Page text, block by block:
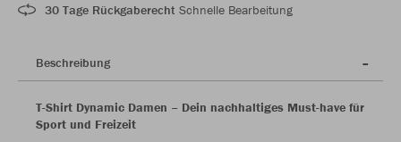
30 Tage Rückgaberecht Schnelle Bearbeitung
Beschreibung
T-Shirt Dynamic Damen – Dein nachhaltiges Must-have für
Sport und Freizeit